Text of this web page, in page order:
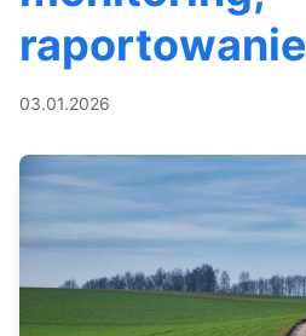
raportowanie
03.01.2026